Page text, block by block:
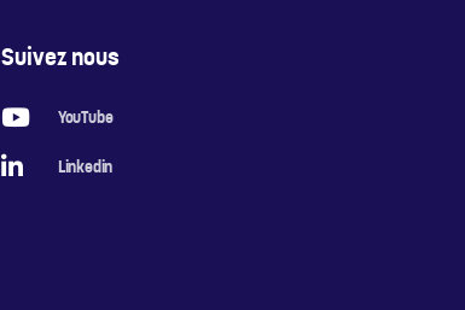
Suivez nous
YouTube
Linkedin